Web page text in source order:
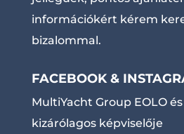
információkért kérem
bizalommal.
FACEBOOK &
MultiYacht Group EOLO
kizárólagos képviselője